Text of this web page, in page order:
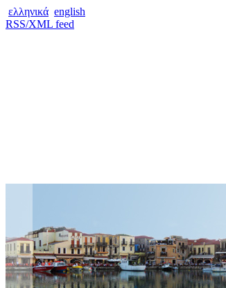
ελληνικά english
RSS/XML feed